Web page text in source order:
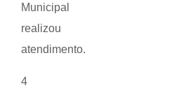
Municipal
realizou
atendimento.
4